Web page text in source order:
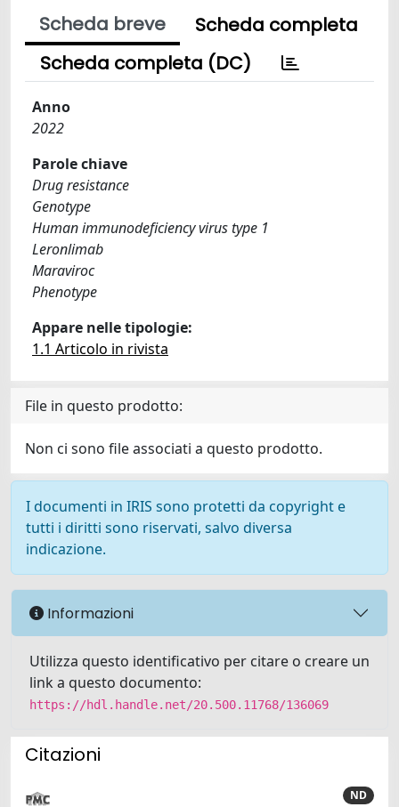
Scheda breve
Scheda completa
Scheda completa (DC)
Anno
2022
Parole chiave
Drug resistance
Genotype
Human immunodeficiency virus type 1
Leronlimab
Maraviroc
Phenotype
Appare nelle tipologie:
1.1 Articolo in rivista
File in questo prodotto:
Non ci sono file associati a questo prodotto.
I documenti in IRIS sono protetti da copyright e
tutti i diritti sono riservati, salvo diversa
indicazione.
Informazioni
Utilizza questo identificativo per citare o creare un
link a questo documento:
https://hdl.handle.net/20.500.11768/136069
Citazioni
ND